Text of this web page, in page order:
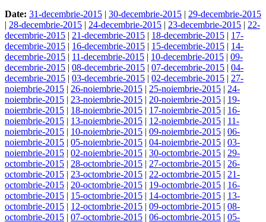
Date: 31-decembrie-2015 | 30-decembrie-2015 | 29-decembrie-2015
| 28-decembrie-2015 | 24-decembrie-2015 | 23-decembrie-2015 | 22-
decembrie-2015 | 21-decembrie-2015 | 18-decembrie-2015 | 17-
decembrie-2015 | 16-decembrie-2015 | 15-decembrie-2015 | 14-
decembrie-2015 | 11-decembrie-2015 | 10-decembrie-2015 | 09-
decembrie-2015 | 08-decembrie-2015 | 07-decembrie-2015 | 04-
decembrie-2015 | 03-decembrie-2015 | 02-decembrie-2015 | 27-
noiembrie-2015 | 26-noiembrie-2015 | 25-noiembrie-2015 | 24-
noiembrie-2015 | 23-noiembrie-2015 | 20-noiembrie-2015 | 19-
noiembrie-2015 | 18-noiembrie-2015 | 17-noiembrie-2015 | 16-
noiembrie-2015 | 13-noiembrie-2015 | 12-noiembrie-2015 | 11-
noiembrie-2015 | 10-noiembrie-2015 | 09-noiembrie-2015 | 06-
noiembrie-2015 | 05-noiembrie-2015 | 04-noiembrie-2015 | 03-
noiembrie-2015 | 02-noiembrie-2015 | 30-octombrie-2015 | 29-
octombrie-2015 | 28-octombrie-2015 | 27-octombrie-2015 | 26-
octombrie-2015 | 23-octombrie-2015 | 22-octombrie-2015 | 21-
octombrie-2015 | 20-octombrie-2015 | 19-octombrie-2015 | 16-
octombrie-2015 | 15-octombrie-2015 | 14-octombrie-2015 | 13-
octombrie-2015 | 12-octombrie-2015 | 09-octombrie-2015 | 08-
octombrie-2015 | 07-octombrie-2015 | 06-octombrie-2015 | 05-